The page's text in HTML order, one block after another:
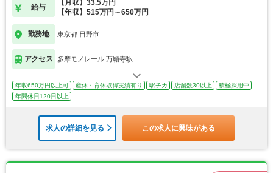
給与
【月収】33.5万円
【年収】515万円～650万円
勤務地 東京都 日野市
アクセス 多摩モノレール 万願寺駅
年収650万円以上可 産休・育休取得実績有り 駅チカ 店舗数30以上
積極採用中
年間休日120日以上
求人の詳細を見る この求人に興味がある